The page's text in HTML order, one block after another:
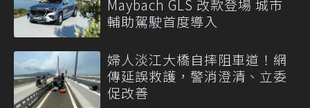
Maybach GLS 改款登場 城市
輔助駕駛首度導入
婦人淡江大橋自摔阻車道！網
傳延誤救護，警消澄清、立委
促改善